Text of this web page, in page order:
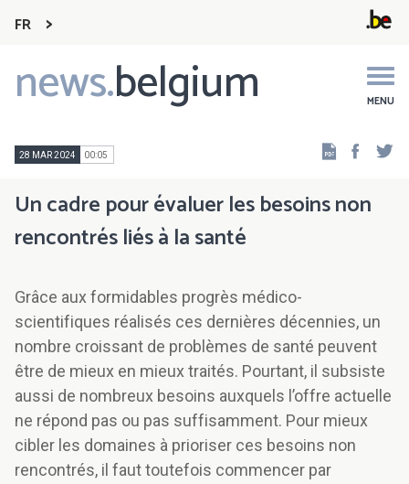
FR
news.belgium MENU
Main
navigation
28 MAR 2024 00:05
Un cadre pour évaluer les besoins non
rencontrés liés à la santé
Grâce aux formidables progrès médico-
scientifiques réalisés ces dernières décennies, un
nombre croissant de problèmes de santé peuvent
être de mieux en mieux traités. Pourtant, il subsiste
aussi de nombreux besoins auxquels l’offre actuelle
ne répond pas ou pas suffisamment. Pour mieux
cibler les domaines à prioriser ces besoins non
rencontrés, il faut toutefois commencer par